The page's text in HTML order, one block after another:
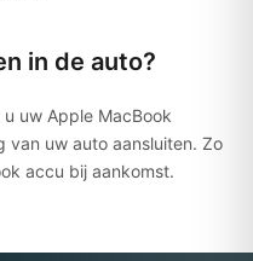
in de auto?
u uw Apple MacBook
van uw auto aansluiten. Zo
accu bij aankomst.